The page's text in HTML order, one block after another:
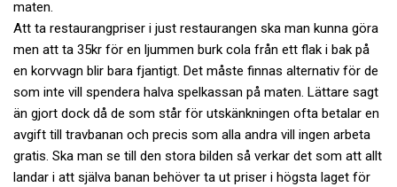
maten.
Att ta restaurangpriser i just restaurangen ska man kunna göra
men att ta 35kr för en ljummen burk cola från ett flak i bak på
en korvvagn blir bara fjantigt. Det måste finnas alternativ för de
som inte vill spendera halva spelkassan på maten. Lättare sagt
än gjort dock då de som står för utskänkningen ofta betalar en
avgift till travbanan och precis som alla andra vill ingen arbeta
gratis. Ska man se till den stora bilden så verkar det som att allt
landar i att själva banan behöver ta ut priser i högsta laget för